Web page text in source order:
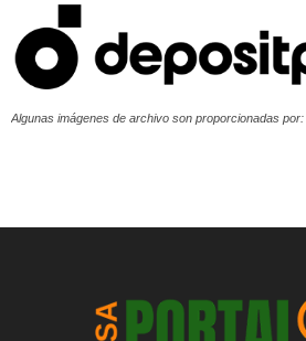
Algunas imágenes de archivo son proporcionadas por: